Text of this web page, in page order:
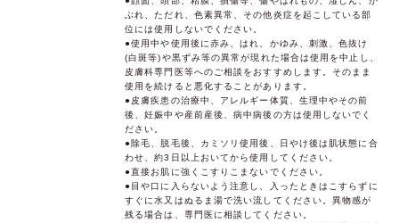
ぶれ、ただれ、色素異常、その他炎症を起こしている部
位には使用しないでください。
●使用中や使用後に赤み、はれ、かゆみ、刺激、色抜け
(白斑等)や黒ずみ等の異常が現れた場合は使用を中止し、
皮膚科専門医等へのご相談をおすすめします。そのまま
使用を続けると悪化することがあります。
●皮膚疾患の治療中、アレルギー体質、生理中やその前
後、妊娠中や産前産後、病中病後の方は使用しないでく
ださい。
●除毛、脱毛後、カミソリ使用後、日やけ後は肌状態に合
わせ、約3日以上おいてから使用してください。
●直接お肌に強くこすりこまないでください。
●目や口に入らないよう注意し、入ったときはこすらずに
すぐに水又はぬるま湯で洗い流してください。異物感が
残る場合は、専門医に相談してください。